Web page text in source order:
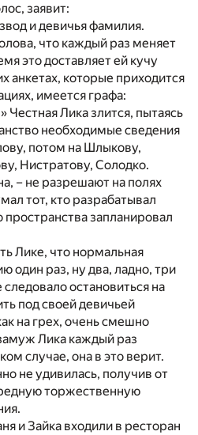
заявит:
и девичья фамилия.
что каждый раз меняет
это доставляет ей кучу
анкетах, которые приходится
имеется графа:
Лика злится, пытаясь
необходимые сведения
потом на Шлыкову,
Нистратову, Солодко.
– не разрешают на полях
тот, кто разрабатывал
запланировал
Лике, что нормальная
один раз, ну два, ладно, три
остановиться на
под своей девичьей
на грех, очень смешно
Лика каждый раз
случае, она в это верит.
не удивилась, получив от
торжественную
и Зайка входили в ресторан